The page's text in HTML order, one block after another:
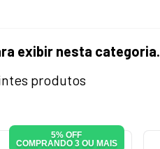
exibir nesta categoria.
produtos
5% OFF
COMPRANDO 3 OU MAIS